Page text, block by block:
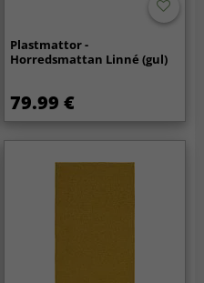
Plastmattor -
Horredsmattan Linné (gul)
79.99 €